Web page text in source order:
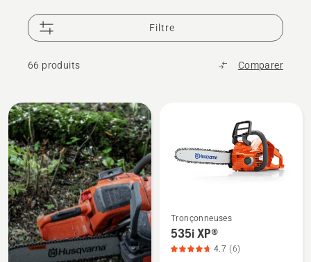
tronçonneuses sont disponibles pendant plus de
10 ans et 25 000 revendeurs dans le monde sont
là pour vous aider
Filtre
66 produits Comparer
Tous
les
produits
Voir
plus
de
Tronçonneuses
535i XP®
4.7 (6)